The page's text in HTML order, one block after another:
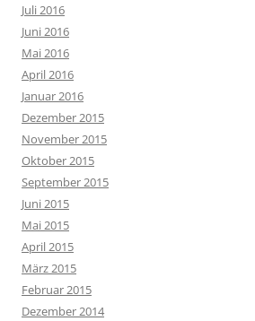
Juli 2016
Juni 2016
Mai 2016
April 2016
Januar 2016
Dezember 2015
November 2015
Oktober 2015
September 2015
Juni 2015
Mai 2015
April 2015
März 2015
Februar 2015
Dezember 2014